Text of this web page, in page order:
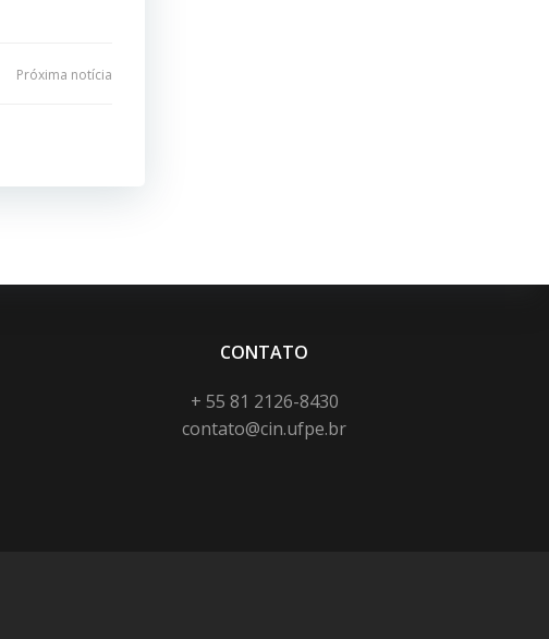
Próxima notícia
CONTATO
+ 55 81 2126-8430
contato@cin.ufpe.br